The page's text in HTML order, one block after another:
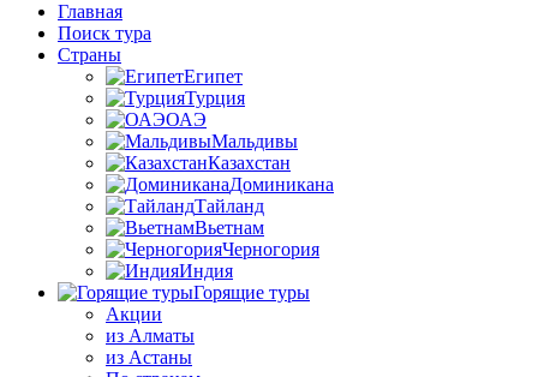
Главная
Поиск тура
Страны
Египет
Турция
ОАЭ
Мальдивы
Казахстан
Доминикана
Тайланд
Вьетнам
Черногория
Индия
Горящие туры
Акции
из Алматы
из Астаны